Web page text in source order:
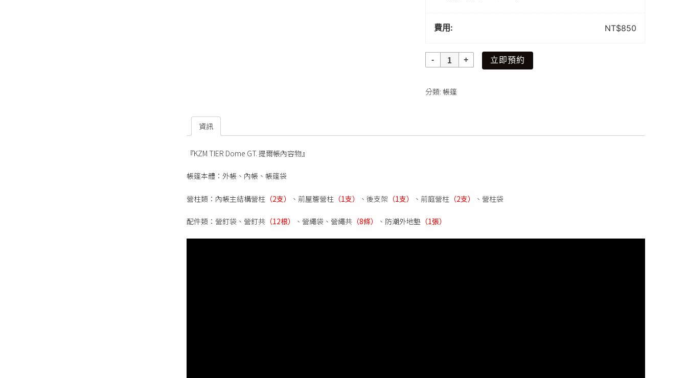
費用: NT$850
數
量
立即預約
分類: 帳篷
資訊
『KZM TIER Dome GT. 提爾帳內容物』
帳篷本體：外帳、內帳、帳篷袋
營柱類：內帳主結構營柱 （2支） 、前屋簷營柱 （1支） 、後支架 （1支） 、前庭營柱 （2支） 、營柱袋
配件類：營釘袋、營釘共 （12根） 、營繩袋、營繩共 （8條） 、防潮外地墊 （1張）